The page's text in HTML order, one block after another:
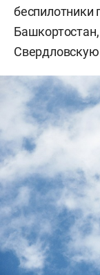
беспилотники
Свердловскую